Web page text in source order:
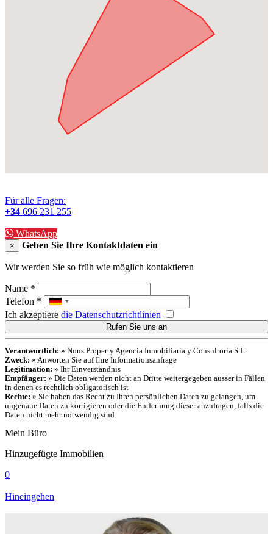
Für alle Fragen:
+34 696 231 255
WhatsApp
× Geben Sie Ihre Kontaktdaten ein
Wir werden Sie so früh wie möglich kontaktieren
Name *
Telefon *
Ich akzeptiere die Datenschutzrichtlinien
Verantwortlich: » Nous Property Agencia Inmobiliaria y Consultoria S.L.
Zweck: » Anworten Sie auf Ihre Informationsanfrage
Legitimation: » Ihr Einverständnis
Empfänger: » Die Daten werden nicht an Dritte weitergegeben ausser in Fällen
in denen es rechtlich obligatorisch ist
Rechte: » Sie haben das Recht zu Ihren persönlichen Daten zu gelangen, um
ungenaue Daten zu korrigieren oder die Entfernung dieser anzufragen, falls die
Daten nicht mehr notwendig sind.
Mein Büro
Hinzugefügte Immobilien
0
Hineingehen